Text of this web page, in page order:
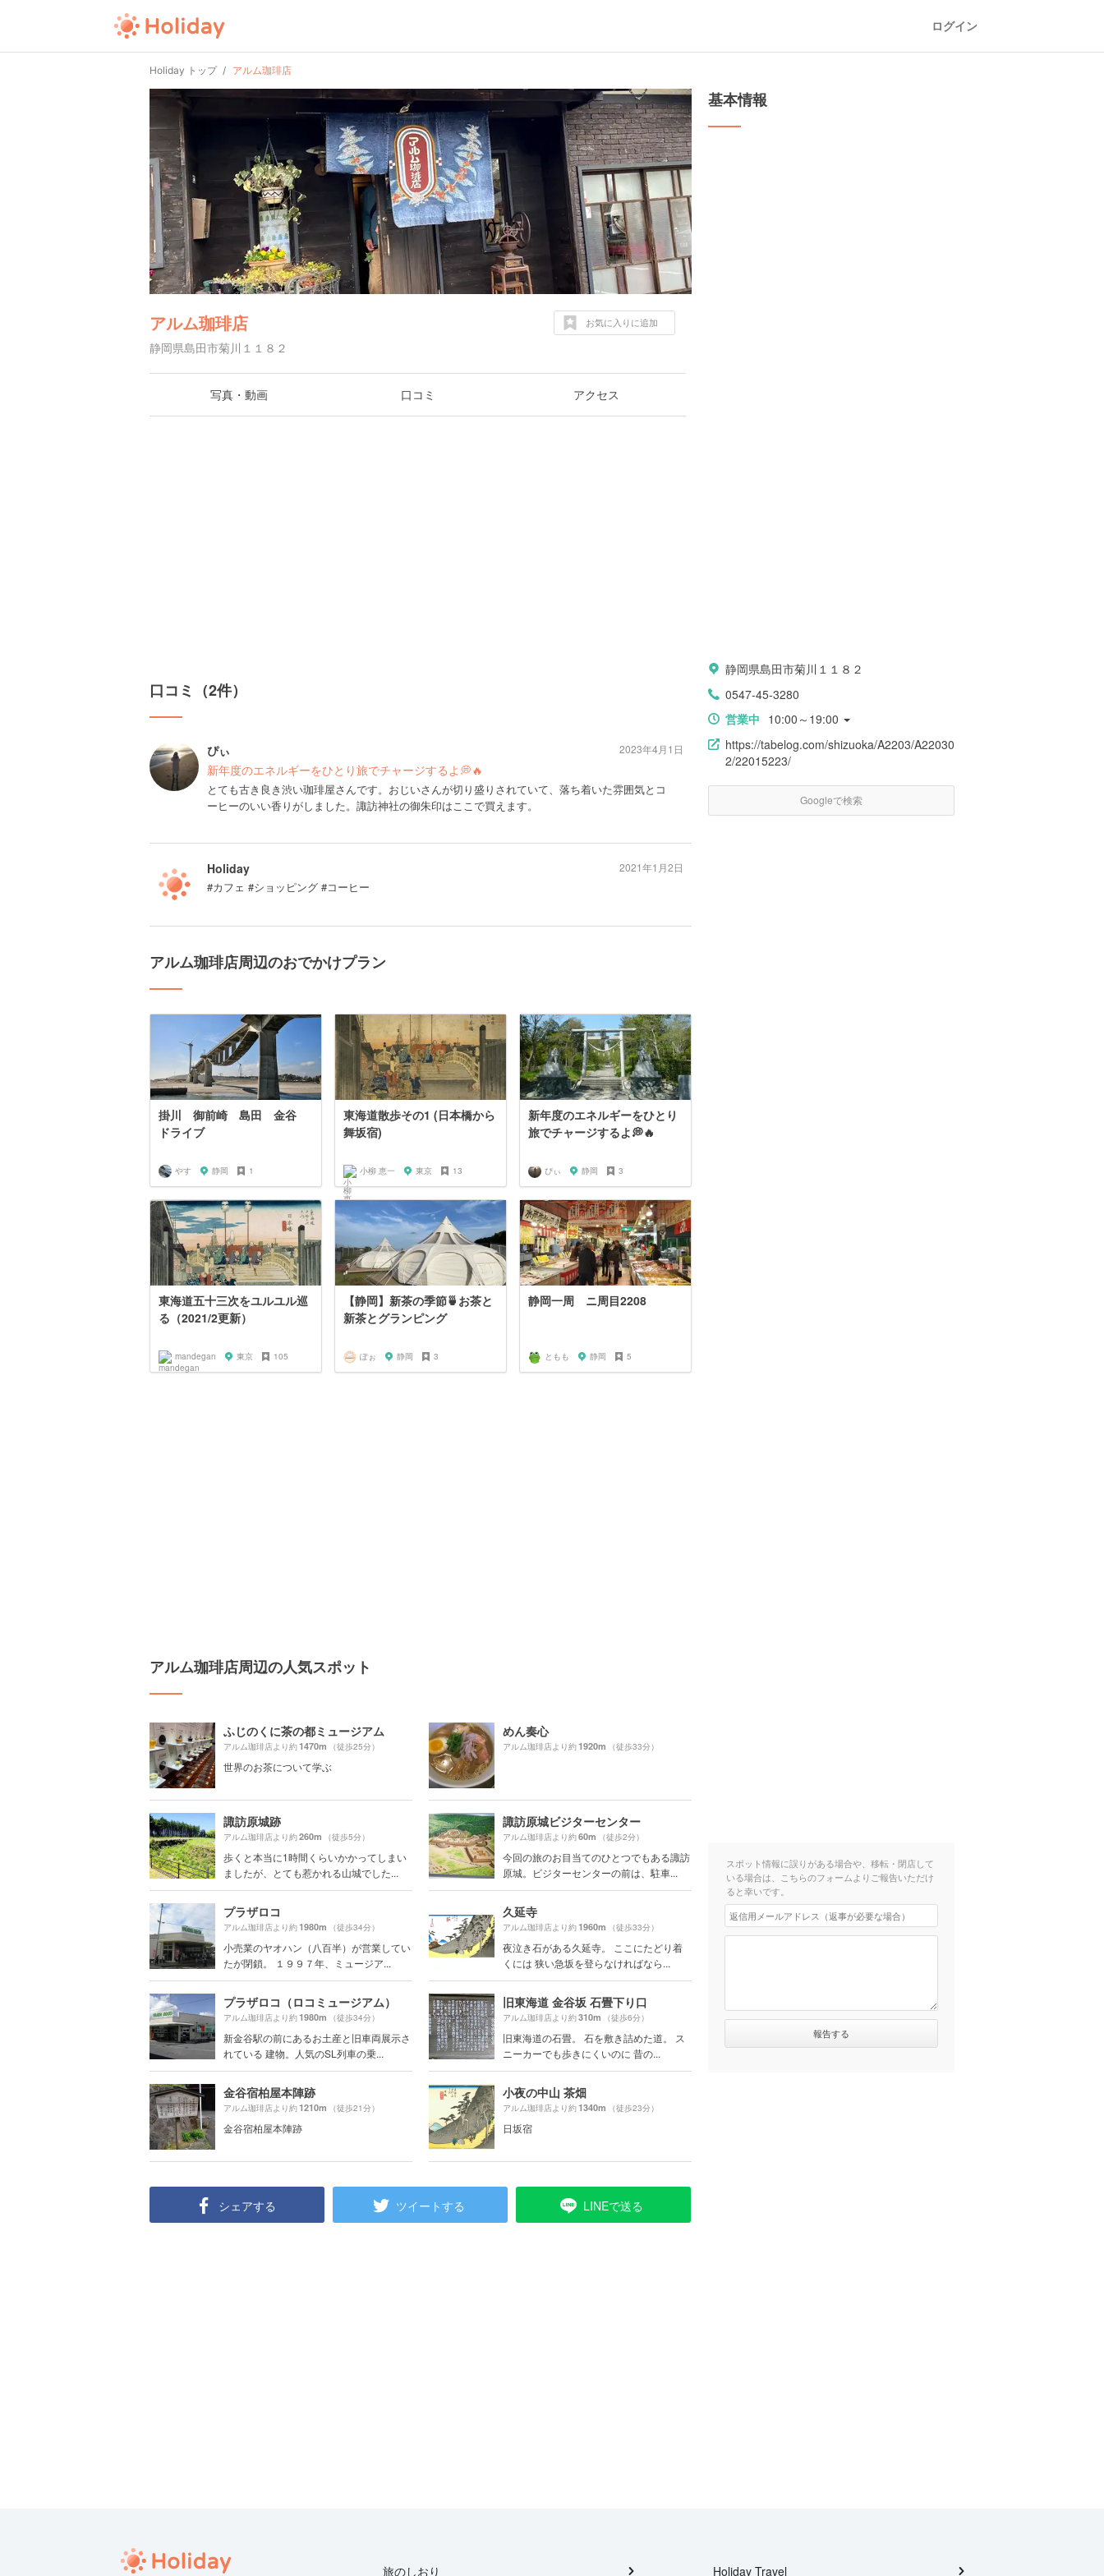
ログイン
Holiday トップ アルム珈琲店
アルム珈琲店
静岡県島田市菊川１１８２
お気に入りに追加
写真・動画 口コミ アクセス
口コミ（2件）
ぴぃ
新年度のエネルギーをひとり旅でチャージするよ💭🔥
とても古き良き渋い珈琲屋さんです。おじいさんが切り盛りされていて、落ち着いた雰囲気とコ
ーヒーのいい香りがしました。諏訪神社の御朱印はここで買えます。
2023年4月1日
Holiday
#カフェ #ショッピング #コーヒー
2021年1月2日
アルム珈琲店周辺のおでかけプラン
掛川 御前崎 島田 金谷
ドライブ
やす 静岡 1
東海道散歩その1 (日本橋から
舞坂宿)
小柳 恵一 東京 13
新年度のエネルギーをひとり
旅でチャージするよ💭🔥
ぴぃ 静岡 3
東海道五十三次をユルユル巡
る（2021/2更新）
mandegan 東京 105
【静岡】新茶の季節🍵お茶と
新茶とグランピング
ぽぉ 静岡 3
静岡一周 ニ周目2208
ともも 静岡 5
アルム珈琲店周辺の人気スポット
ふじのくに茶の都ミュージアム
アルム珈琲店より約1470m （徒歩25分）
世界のお茶について学ぶ
めん奏心
アルム珈琲店より約1920m （徒歩33分）
諏訪原城跡
アルム珈琲店より約260m （徒歩5分）
歩くと本当に1時間くらいかかってしまい
ましたが、とても惹かれる山城でした...
諏訪原城ビジターセンター
アルム珈琲店より約60m （徒歩2分）
今回の旅のお目当てのひとつでもある諏訪
原城。ビジターセンターの前は、駐車...
プラザロコ
アルム珈琲店より約1980m （徒歩34分）
小売業のヤオハン（八百半）が営業してい
たが閉鎖。 １９９７年、ミュージア...
久延寺
アルム珈琲店より約1960m （徒歩33分）
夜泣き石がある久延寺。 ここにたどり着
くには 狭い急坂を登らなければなら...
プラザロコ（ロコミュージアム）
アルム珈琲店より約1980m （徒歩34分）
新金谷駅の前にあるお土産と旧車両展示さ
れている 建物。人気のSL列車の乗...
旧東海道 金谷坂 石畳下り口
アルム珈琲店より約310m （徒歩6分）
旧東海道の石畳。 石を敷き詰めた道。 ス
ニーカーでも歩きにくいのに 昔の...
金谷宿柏屋本陣跡
アルム珈琲店より約1210m （徒歩21分）
金谷宿柏屋本陣跡
小夜の中山 茶畑
アルム珈琲店より約1340m （徒歩23分）
日坂宿
シェアする ツイートする LINEで送る
基本情報
静岡県島田市菊川１１８２
0547-45-3280
営業中 10:00～19:00
https://tabelog.com/shizuoka/A2203/A22030
2/22015223/
Googleで検索
スポット情報に誤りがある場合や、移転・閉店して
いる場合は、こちらのフォームよりご報告いただけ
ると幸いです。
旅のしおり Holiday Travel